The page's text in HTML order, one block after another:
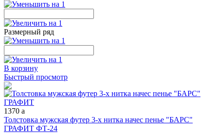
Размерный ряд
В корзину
Быстрый просмотр
1370 a
Толстовка мужская футер 3-х нитка начес пенье "БАРС"
ГРАФИТ ФТ-24